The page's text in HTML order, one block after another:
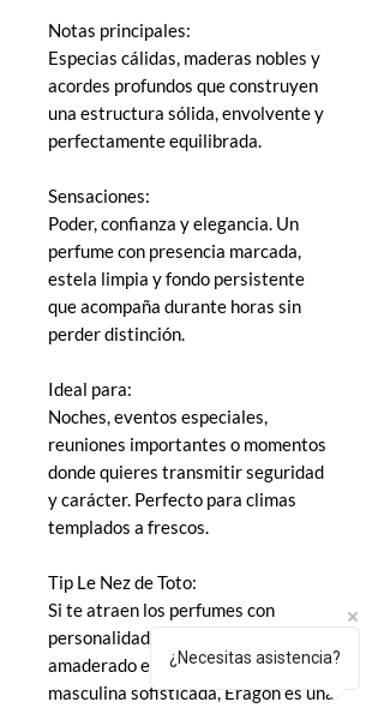
Notas principales:
Especias cálidas, maderas nobles y
acordes profundos que construyen
una estructura sólida, envolvente y
perfectamente equilibrada.
Sensaciones:
Poder, confianza y elegancia. Un
perfume con presencia marcada,
estela limpia y fondo persistente
que acompaña durante horas sin
perder distinción.
Ideal para:
Noches, eventos especiales,
reuniones importantes o momentos
donde quieres transmitir seguridad
y carácter. Perfecto para climas
templados a frescos.
Tip Le Nez de Toto:
Si te atraen los perfumes con
personalidad firme, fondo
amaderado elegante y una vibra
masculina sofisticada, Eragon es una
¿Necesitas asistencia?